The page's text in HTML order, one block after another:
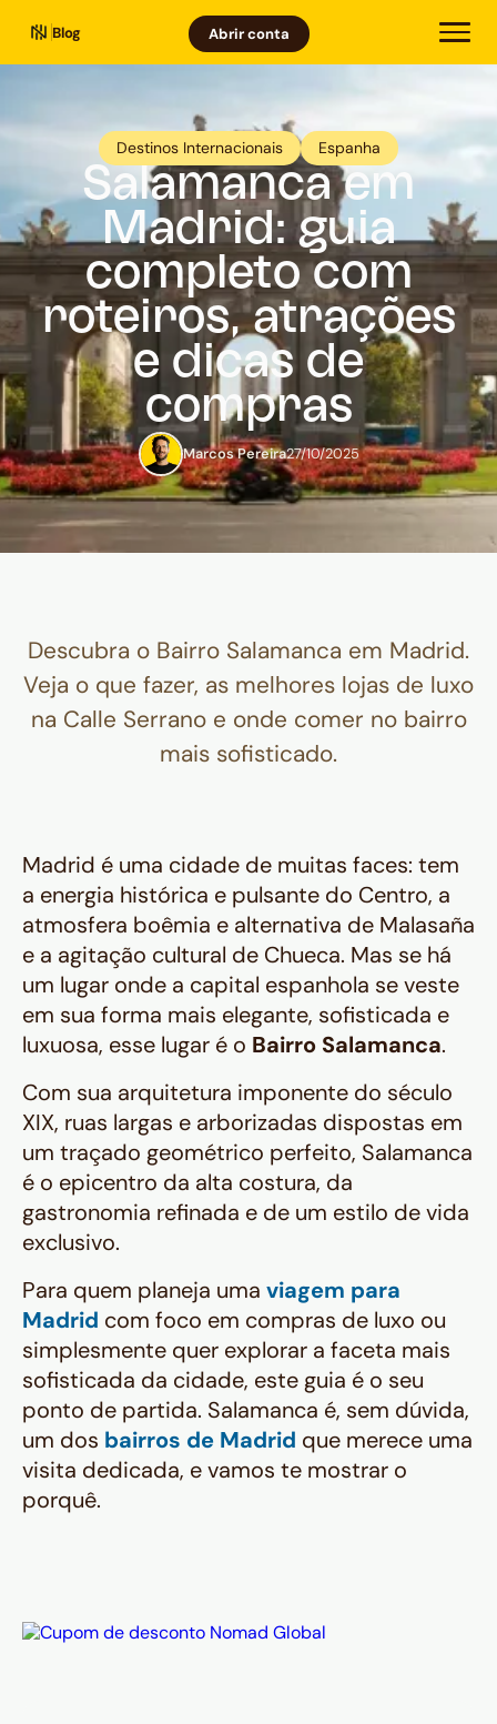
Blog Abrir conta
Destinos Internacionais Espanha
Salamanca em
Madrid: guia
completo com
roteiros, atrações
e dicas de
compras
Marcos Pereira27/10/2025
Descubra o Bairro Salamanca em Madrid.
Veja o que fazer, as melhores lojas de luxo
na Calle Serrano e onde comer no bairro
mais sofisticado.
Madrid é uma cidade de muitas faces: tem
a energia histórica e pulsante do Centro, a
atmosfera boêmia e alternativa de Malasaña
e a agitação cultural de Chueca. Mas se há
um lugar onde a capital espanhola se veste
em sua forma mais elegante, sofisticada e
luxuosa, esse lugar é o Bairro Salamanca.
Com sua arquitetura imponente do século
XIX, ruas largas e arborizadas dispostas em
um traçado geométrico perfeito, Salamanca
é o epicentro da alta costura, da
gastronomia refinada e de um estilo de vida
exclusivo.
Para quem planeja uma viagem para
Madrid com foco em compras de luxo ou
simplesmente quer explorar a faceta mais
sofisticada da cidade, este guia é o seu
ponto de partida. Salamanca é, sem dúvida,
um dos bairros de Madrid que merece uma
visita dedicada, e vamos te mostrar o
porquê.